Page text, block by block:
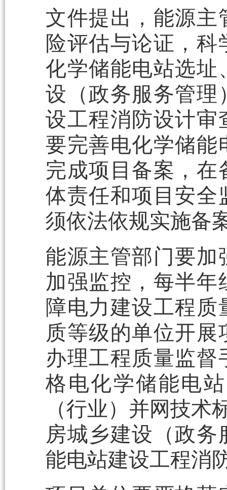
文件提出，能源主
险评估与论证，
化学储能电站选址
设（政务服务管理
设工程消防设计审
要完善电化学储能
完成项目备案，
体责任和项目安全
须依法依规实施备
能源主管部门要加
加强监控，每半
障电力建设工程
质等级的单位开
办理工程质量监
格电化学储能电
（行业）并网技术
房城乡建设（政
能电站建设工程消